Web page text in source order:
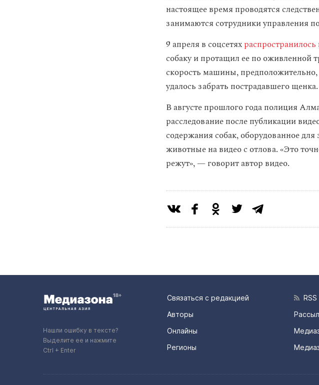
настоящее время проводятся
занимаются сотрудники управления
9 апреля в соцсетяхраспространилось
собаку и протащил ее по оживленной
скорость машины,
удалось забрать пострадавшего щенка.
В августе прошлого года полиция
расследование после публикации
содержания собак, оборудованное
животные на видео с отлова. «Это
режут», — говорит автор видео.
Нашли ошибку в тексте?
Выделите ее и нажмите
Ctrl + Enter
Связаться с редакцией
Авторы
Онлайны
Регионы
RSS